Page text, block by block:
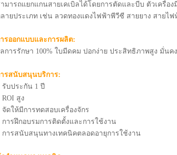
มารถแยกแกนสายเคเบิลได้โดยการตัดและบีบ ตัวเครื่อ
ายประเภท เช่น ลวดทองแดงไฟฟ้าพีวีซี สายยาง สายไ
รออกแบบและการผลิต:
การรักษา 100% ใบมีดคม ปอกง่าย ประสิทธิภาพสูง มั่
รสนับสนุนบริการ:
รับประกัน 1 ปี
ROI สูง
จัดให้มีการทดสอบเครื่องจักร
การฝึกอบรมการติดตั้งและการใช้งาน
การสนับสนุนทางเทคนิคตลอดอายุการใช้งาน